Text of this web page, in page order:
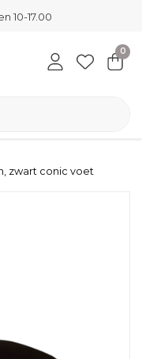
10-17.00
0
zwart conic voet